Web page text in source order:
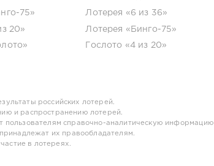
75»
20»
Лотерея «6 из 36»
Лотерея «Бинго-75»
Гослото «4 из 20»
российских лотерей.
и распространению лотерей.
пользователям справочно-аналитическую информацию,
их правообладателям.
в лотереях.